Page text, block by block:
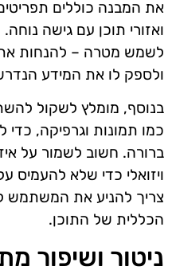
את המבנה כוללים תפריטים
ואזורי תוכן עם גישה
לשמש מטרה – להנחות את
ולספק לו את המידע
בנוסף, מומלץ לשקול
כמו תמונות וגרפיקה, כדי
ברורה. חשוב לשמור על
ויזואלי כדי שלא
צריך להניע את המשתמש
הכללית של התוכן.
ניטור ושיפור